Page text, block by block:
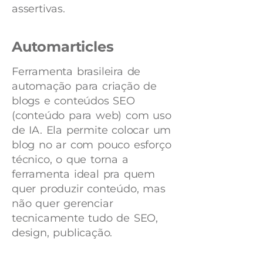
assertivas.
Automarticles
Ferramenta brasileira de
automação para criação de
blogs e conteúdos SEO
(conteúdo para web) com uso
de IA. Ela permite colocar um
blog no ar com pouco esforço
técnico, o que torna a
ferramenta ideal pra quem
quer produzir conteúdo, mas
não quer gerenciar
tecnicamente tudo de SEO,
design, publicação.